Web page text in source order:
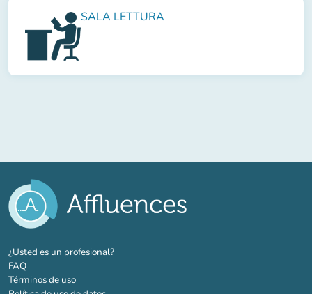
SALA LETTURA
¿Usted es un profesional?(nueva pestaña)
FAQ
Términos de uso